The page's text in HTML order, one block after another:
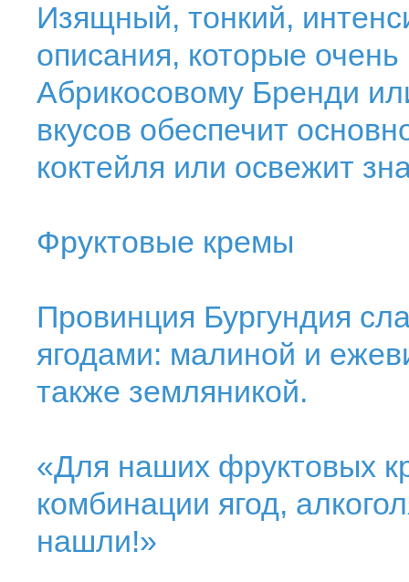
Изящный, тонкий,
описания, которые
Абрикосовому Бренди
вкусов обеспечит
коктейля или освежит
Фруктовые кремы
Провинция Бургундия
ягодами: малиной и
также земляникой.
«Для наших фруктовых
комбинации ягод,
нашли!»